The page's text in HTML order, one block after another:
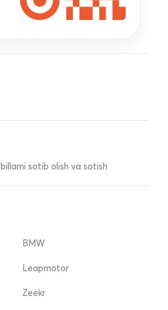
sotib olish va sotish
BMW
Leapmotor
Zeekr